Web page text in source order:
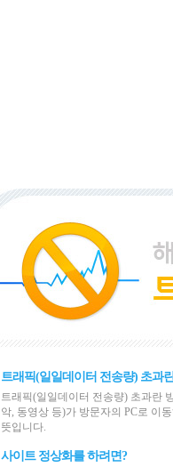
트래픽(일일데이터 전송량) 초과
트래픽(일일데이터 전송량) 초과란
악, 동영상 등)가 방문자의 PC로 이
뜻입니다.
사이트 정상화를 하려면?